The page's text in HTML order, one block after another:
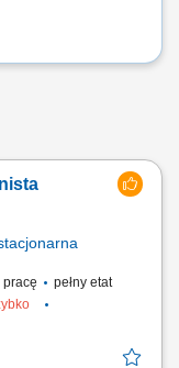
pracę
pełny etat